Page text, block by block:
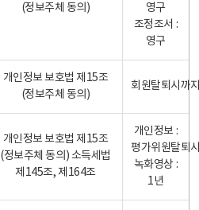
(정보주체 동의)
영구
조정조서 :
영구
개인정보 보호법 제15조
(정보주체 동의)
회원탈퇴시까
개인정보 보호법 제15조
(정보주체 동의) 소득세법
제145조, 제164조
개인정보 :
평가위원탈퇴
녹화영상 :
1년